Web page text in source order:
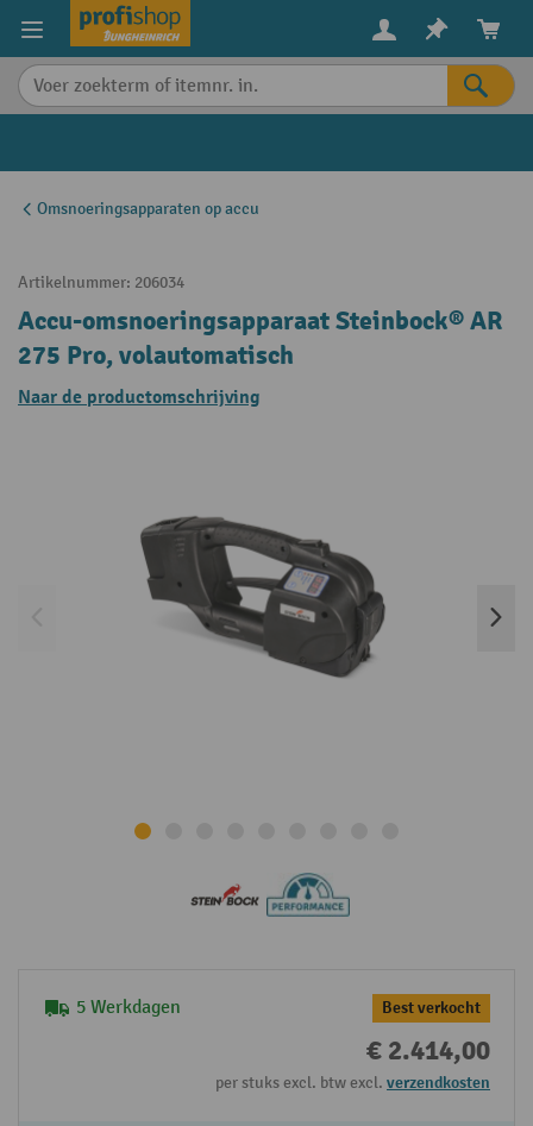
content
Omsnoeringsapparaten op accu
Artikelnummer: 206034
Accu-omsnoeringsapparaat Steinbock® AR
275 Pro, volautomatisch
Naar de productomschrijving
5 Werkdagen Best verkocht
€ 2.414,00
per stuks excl. btw excl. verzendkosten